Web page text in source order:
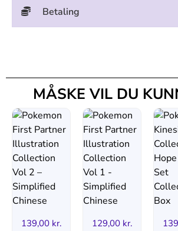
Betaling
MÅSKE VIL DU
139,00 kr. 129,00 kr.